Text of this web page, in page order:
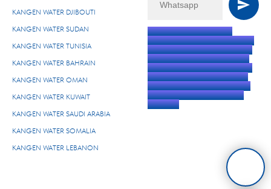
KANGEN WATER DJIBOUTI
KANGEN WATER SUDAN
KANGEN WATER TUNISIA
KANGEN WATER BAHRAIN
KANGEN WATER OMAN
KANGEN WATER KUWAIT
KANGEN WATER SAUDI ARABIA
KANGEN WATER SOMALIA
KANGEN WATER LEBANON
Kangen-Dubai.com is an
independent authorized Enagic
distributor representing Enagic
products in Dubai, the United
Arab Emirates, and the Middle
East, including Kangen Water
machines, shower systems, air
purifiers, and related Enagic
products.